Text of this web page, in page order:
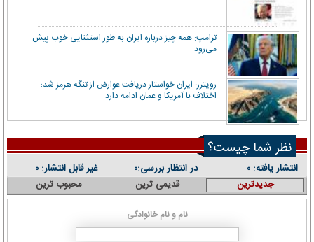
ترامپ: همه چیز درباره ایران به طور استثنایی خوب پیش
می‌رود
رویترز: ایران خواستار دریافت عوارض از تنگه هرمز شد؛
اختلاف با آمریکا و عمان ادامه دارد
نظر شما چیست؟
انتشار یافته: ۰ در انتظار بررسی:۰ غیر قابل انتشار: ۰
جدیدترین قدیمی ترین محبوب ترین
نام و نام خانوادگی